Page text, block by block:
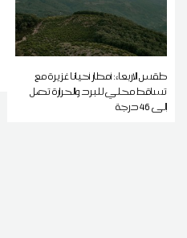
طقس الاربعاء: أمطار أحيانا غزيرة مع
تساقط محلي للبرد والحرارة تصل
إلى 46 درجة